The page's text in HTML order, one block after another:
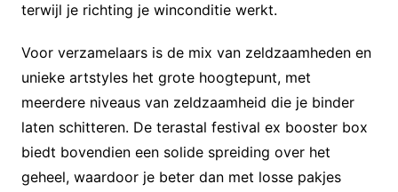
terwijl je richting je winconditie werkt.
Voor verzamelaars is de mix van zeldzaamheden en
unieke artstyles het grote hoogtepunt, met
meerdere niveaus van zeldzaamheid die je binder
laten schitteren. De terastal festival ex booster box
biedt bovendien een solide spreiding over het
geheel, waardoor je beter dan met losse pakjes